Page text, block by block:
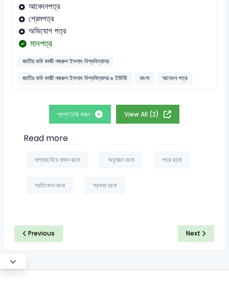
আবেদনপত্র
প্রেমপত্র
অভিযোগ পত্র
মানপত্র
জাতীয় কবি কাজী নজরুল ইসলাম বিশ্ববিদ্যালয়
জাতীয় কবি কাজী নজরুল ইসলাম বিশ্ববিদ্যালয় ঙ ইউনিট
বাংলা আবেদন পত্র
প্রশ্ন তৈরি করুন View All (2)
Read more
বাগ্‌ধারা দিয়ে বাক্য রচনা অনুচ্ছেদ রচনা পত্র রচনা
প্রতিবেদন রচনা প্রবন্ধ রচনা
Previous Next